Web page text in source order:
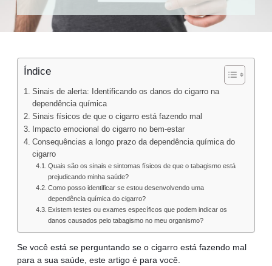
Índice
Sinais de alerta: Identificando os danos do cigarro na
dependência química
Sinais físicos de que o cigarro está fazendo mal
Impacto emocional do cigarro no bem-estar
Consequências a longo prazo da dependência química do
cigarro
Quais são os sinais e sintomas físicos de que o tabagismo está
prejudicando minha saúde?
Como posso identificar se estou desenvolvendo uma
dependência química do cigarro?
Existem testes ou exames específicos que podem indicar os
danos causados pelo tabagismo no meu organismo?
Se você está se perguntando se o cigarro está fazendo mal
para a sua saúde, este artigo é para você.